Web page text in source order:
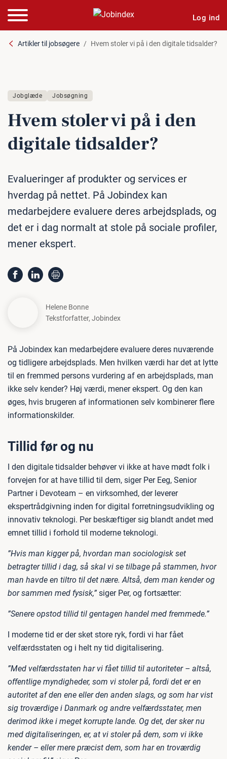
Log ind
Artikler til jobsøgere Hvem stoler vi på i den digitale tidsalder?
Jobglæde Jobsøgning
Hvem stoler vi på i den
digitale tidsalder?
Evalueringer af produkter og services er
hverdag på nettet. På Jobindex kan
medarbejdere evaluere deres arbejdsplads, og
det er i dag normalt at stole på sociale profiler,
mener ekspert.
Helene Bonne
Tekstforfatter, Jobindex
På Jobindex kan medarbejdere evaluere deres nuværende
og tidligere arbejdsplads. Men hvilken værdi har det at lytte
til en fremmed persons vurdering af en arbejdsplads, man
ikke selv kender? Høj værdi, mener ekspert. Og den kan
øges, hvis brugeren af informationen selv kombinerer flere
informationskilder.
Tillid før og nu
I den digitale tidsalder behøver vi ikke at have mødt folk i
forvejen for at have tillid til dem, siger Per Eeg, Senior
Partner i Devoteam – en virksomhed, der leverer
ekspertrådgivning inden for digital forretningsudvikling og
innovativ teknologi. Per beskæftiger sig blandt andet med
emnet tillid i forhold til moderne teknologi.
”Hvis man kigger på, hvordan man sociologisk set
betragter tillid i dag, så skal vi se tilbage på stammen, hvor
man havde en tiltro til det nære. Altså, dem man kender og
bor sammen med fysisk,” siger Per, og fortsætter:
”Senere opstod tillid til gentagen handel med fremmede.”
I moderne tid er der sket store ryk, fordi vi har fået
velfærdsstaten og i helt ny tid digitalisering.
”Med velfærdsstaten har vi fået tillid til autoriteter – altså,
offentlige myndigheder, som vi stoler på, fordi det er en
autoritet af den ene eller den anden slags, og som har vist
sig troværdige i Danmark og andre velfærdsstater, men
derimod ikke i meget korrupte lande. Og det, der sker nu
med digitaliseringen, er, at vi stoler på dem, som vi ikke
kender – eller mere præcist dem, som har en troværdig